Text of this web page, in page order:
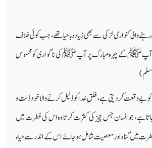
والی کنواری لڑکی سے بھی زیادہ باحیا تھے ، جب کوئی خلاف
آپ ﷺ کے چہرہ مبارک پر آپ ﷺ کی ناگواری کو محسوس
بے وقعت کر دیتی ہے، خلقِ خدا کو ذلیل کرنے والا خود ذلت و
جاتا ہے ، جو انسان جس چیزکی کثرت کرتا وہ اس کی فطرت میں
میں گناہ اور معصیت شامل ہو جائے اس کے اندر سے حیاء